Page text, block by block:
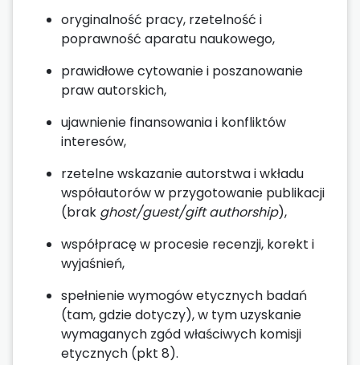
oryginalność pracy, rzetelność i
poprawność aparatu naukowego,
prawidłowe cytowanie i poszanowanie
praw autorskich,
ujawnienie finansowania i konfliktów
interesów,
rzetelne wskazanie autorstwa i wkładu
współautorów w przygotowanie publikacji
(brak ghost/guest/gift authorship),
współpracę w procesie recenzji, korekt i
wyjaśnień,
spełnienie wymogów etycznych badań
(tam, gdzie dotyczy), w tym uzyskanie
wymaganych zgód właściwych komisji
etycznych (pkt 8).